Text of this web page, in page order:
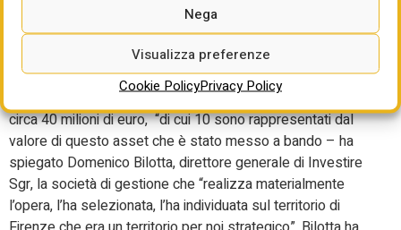
Nega
Visualizza preferenze
Cookie PolicyPrivacy Policy
Il 50% dei posti sarà assegnato secondo i criteri del Mur,
mentre il restante 50% rientrerà in una convenzione
tariffaria con il Comune di Firenze. A questi si aggiungono
33 posti dedicati ai familiari dei degenti delle strutture
sanitarie dell’area. L’investimento complessivo è pari a
circa 40 milioni di euro, “di cui 10 sono rappresentati dal
valore di questo asset che è stato messo a bando – ha
spiegato Domenico Bilotta, direttore generale di Investire
Sgr, la società di gestione che “realizza materialmente
l’opera, l’ha selezionata, l’ha individuata sul territorio di